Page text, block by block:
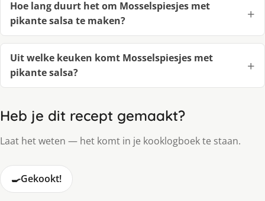
Hoe lang duurt het om Mosselspiesjes met
pikante salsa te maken?
Uit welke keuken komt Mosselspiesjes met
pikante salsa?
Heb je dit recept gemaakt?
Laat het weten — het komt in je kooklogboek te staan.
🍳Gekookt!